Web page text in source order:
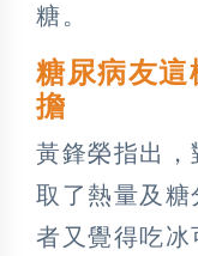
糖。
糖尿病友
擔
黃鋒榮指出
取了熱量及糖
者又覺得吃冰